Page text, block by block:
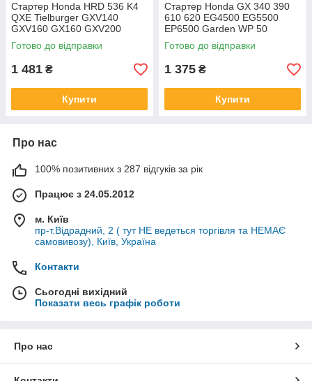
Стартер Honda HRD 536 K4
QXE Tielburger GXV140
GXV160 GX160 GXV200
HRA216 Tielbürger 28400-
Z1V-802ZB 28400-ZE7-003ZA
Готово до відправки
1 481 ₴
Купити
Стартер Honda GX 340 390
610 620 EG4500 EG5500
EP6500 Garden WP 50
Firman Forte FG 6500E Sturm
PG 8770E Kentavr 28400-
ZE3-W01ZP
Готово до відправки
1 375 ₴
Купити
Про нас
100% позитивних з 287 відгуків за рік
Працює з 24.05.2012
м. Київ
пр-т.Відрадний, 2 ( тут НЕ ведеться торгівля та НЕМАЄ
самовивозу), Київ, Україна
Контакти
Сьогодні вихідний
Показати весь графік роботи
Про нас